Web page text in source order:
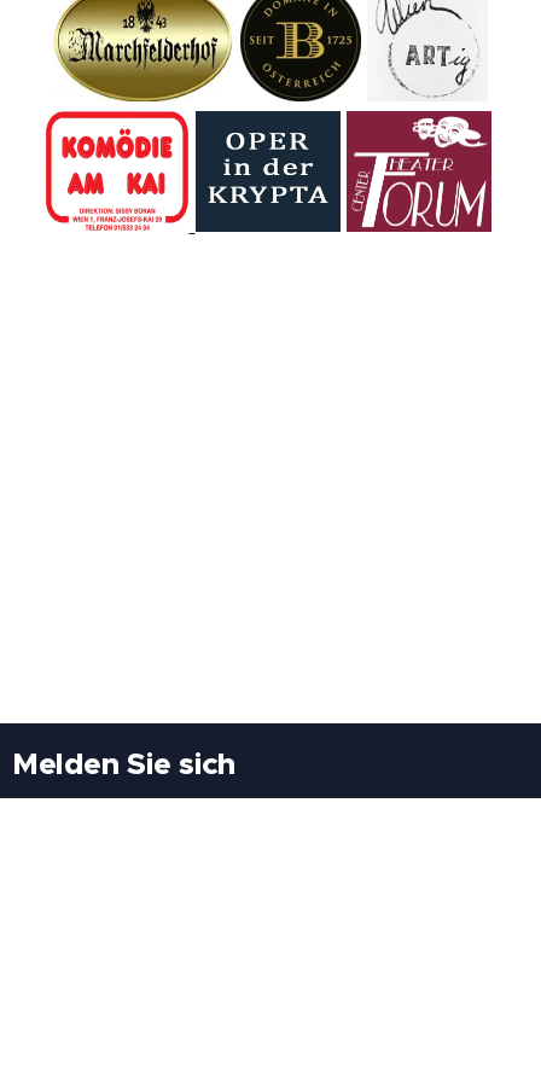
Beschönigung
darüber, wie tief KI
längst in unseren
Alltag eingegriffen
hat: von der Arbeit
über die Bildung
bis zu dem, was
wir noch für "echt"
beeindruckenden
Urzeitpark vor den
Toren Wiens.
Zwischen rund 60
lebensgroßen
Dinosauriern
tauchten die
Avocado?". Eine
Befragte wusste
nicht, dass es
einen Birnbaum
Melden Sie sich